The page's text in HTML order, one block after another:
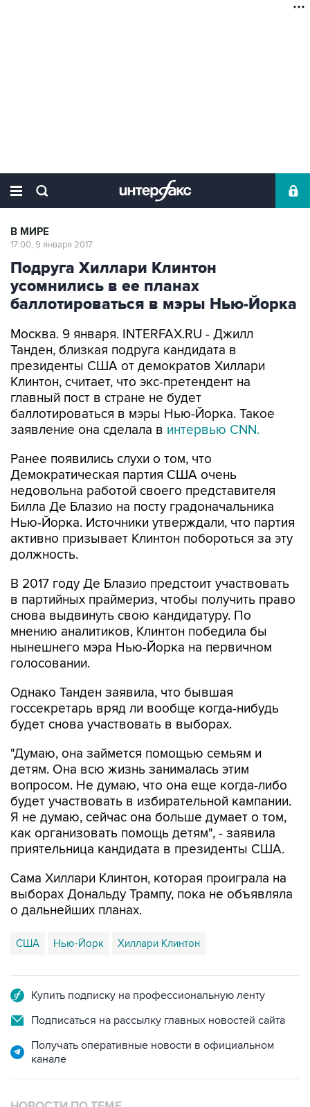
В МИРЕ
17:00, 9 января 2017
Подруга Хиллари Клинтон
усомнились в ее планах
баллотироваться в мэры Нью-Йорка
Москва. 9 января. INTERFAX.RU - Джилл
Танден, близкая подруга кандидата в
президенты США от демократов Хиллари
Клинтон, считает, что экс-претендент на
главный пост в стране не будет
баллотироваться в мэры Нью-Йорка. Такое
заявление она сделала в интервью CNN.
Ранее появились слухи о том, что
Демократическая партия США очень
недовольна работой своего представителя
Билла Де Блазио на посту градоначальника
Нью-Йорка. Источники утверждали, что партия
активно призывает Клинтон побороться за эту
должность.
В 2017 году Де Блазио предстоит участвовать
в партийных праймериз, чтобы получить право
снова выдвинуть свою кандидатуру. По
мнению аналитиков, Клинтон победила бы
нынешнего мэра Нью-Йорка на первичном
голосовании.
Однако Танден заявила, что бывшая
госсекретарь вряд ли вообще когда-нибудь
будет снова участвовать в выборах.
"Думаю, она займется помощью семьям и
детям. Она всю жизнь занималась этим
вопросом. Не думаю, что она еще когда-либо
будет участвовать в избирательной кампании.
Я не думаю, сейчас она больше думает о том,
как организовать помощь детям", - заявила
приятельница кандидата в президенты США.
Сама Хиллари Клинтон, которая проиграла на
выборах Дональду Трампу, пока не объявляла
о дальнейших планах.
США Нью-Йорк Хиллари Клинтон
Купить подписку на профессиональную ленту
Подписаться на рассылку главных новостей сайта
Получать оперативные новости в официальном
канале